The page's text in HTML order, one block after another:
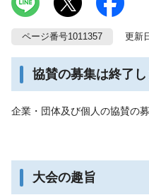
ページ番号1011357 更新日
協賛の募集は終了
企業・団体及び個人の協賛の
大会の趣旨